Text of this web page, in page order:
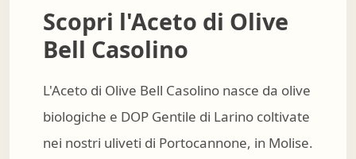
Scopri l'Aceto di Olive
Bell Casolino
L'Aceto di Olive Bell Casolino nasce da olive
biologiche e DOP Gentile di Larino coltivate
nei nostri uliveti di Portocannone, in Molise.